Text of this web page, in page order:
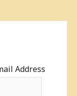
Address